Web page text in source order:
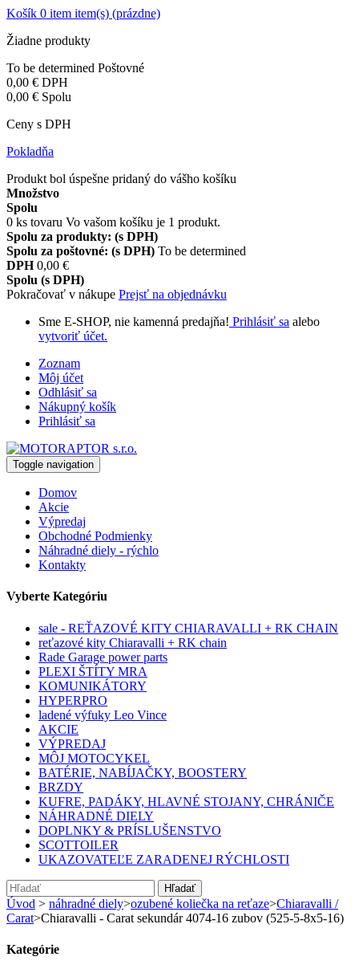
Košík 0 item item(s) (prázdne)
Žiadne produkty
To be determined Poštovné
0,00 € DPH
0,00 € Spolu
Ceny s DPH
Pokladňa
Produkt bol úspešne pridaný do vášho košíku
Množstvo
Spolu
0 ks tovaru Vo vašom košíku je 1 produkt.
Spolu za produkty: (s DPH)
Spolu za poštovné: (s DPH) To be determined
DPH 0,00 €
Spolu (s DPH)
Pokračovať v nákupe Prejsť na objednávku
Sme E-SHOP, nie kamenná predajňa! Prihlásiť sa alebo
vytvoriť účet.
Zoznam
Môj účet
Odhlásiť sa
Nákupný košík
Prihlásiť sa
Toggle navigation
Domov
Akcie
Výpredaj
Obchodné Podmienky
Náhradné diely - rýchlo
Kontakty
Vyberte Kategóriu
sale - REŤAZOVÉ KITY CHIARAVALLI + RK CHAIN
reťazové kity Chiaravalli + RK chain
Rade Garage power parts
PLEXI ŠTÍTY MRA
KOMUNIKÁTORY
HYPERPRO
ladené výfuky Leo Vince
AKCIE
VÝPREDAJ
MÔJ MOTOCYKEL
BATÉRIE, NABÍJAČKY, BOOSTERY
BRZDY
KUFRE, PADÁKY, HLAVNÉ STOJANY, CHRÁNIČE
NÁHRADNÉ DIELY
DOPLNKY & PRÍSLUŠENSTVO
SCOTTOILER
UKAZOVATEĽE ZARADENEJ RÝCHLOSTI
Hľadať
Úvod > náhradné diely>ozubené koliečka na reťaze>Chiaravalli /
Carat>Chiaravalli - Carat sekundár 4074-16 zubov (525-5-8x5-16)
Kategórie